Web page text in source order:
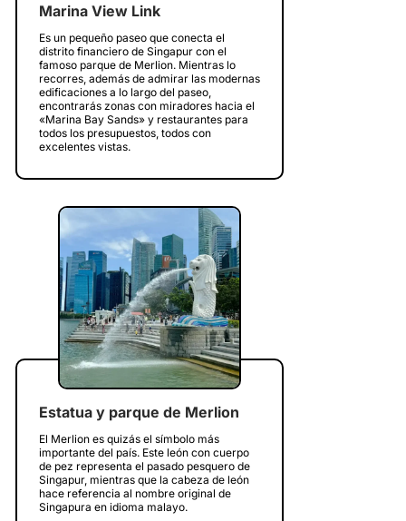
Marina View Link
Es un pequeño paseo que conecta el
distrito financiero de Singapur con el
famoso parque de Merlion. Mientras lo
recorres, además de admirar las modernas
edificaciones a lo largo del paseo,
encontrarás zonas con miradores hacia el
«Marina Bay Sands» y restaurantes para
todos los presupuestos, todos con
excelentes vistas.
Estatua y parque de Merlion
El Merlion es quizás el símbolo más
importante del país. Este león con cuerpo
de pez representa el pasado pesquero de
Singapur, mientras que la cabeza de león
hace referencia al nombre original de
Singapura en idioma malayo.